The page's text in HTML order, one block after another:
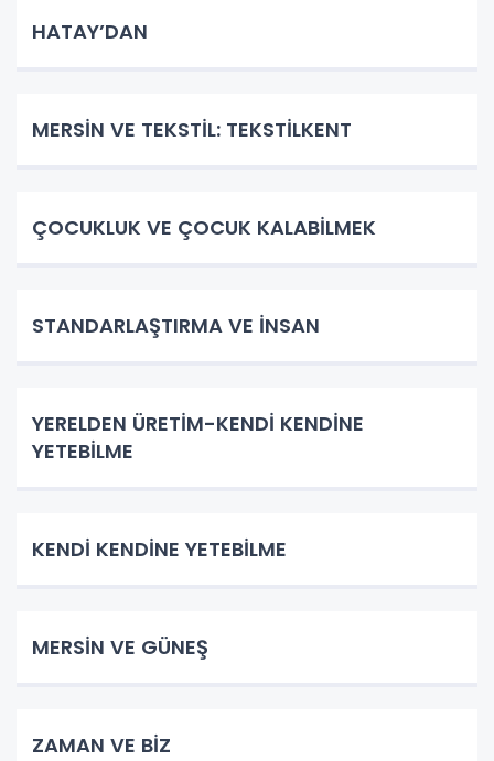
HATAY’DAN
MERSİN VE TEKSTİL: TEKSTİLKENT
ÇOCUKLUK VE ÇOCUK KALABİLMEK
STANDARLAŞTIRMA VE İNSAN
YERELDEN ÜRETİM-KENDİ KENDİNE
YETEBİLME
KENDİ KENDİNE YETEBİLME
MERSİN VE GÜNEŞ
ZAMAN VE BİZ